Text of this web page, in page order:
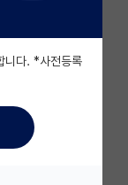
니다. *사전등록